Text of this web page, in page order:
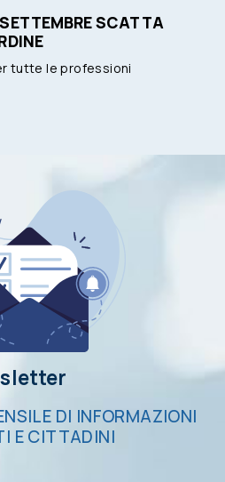
SCATTA
tutte le professioni
DI INFORMAZIONI
E CITTADINI